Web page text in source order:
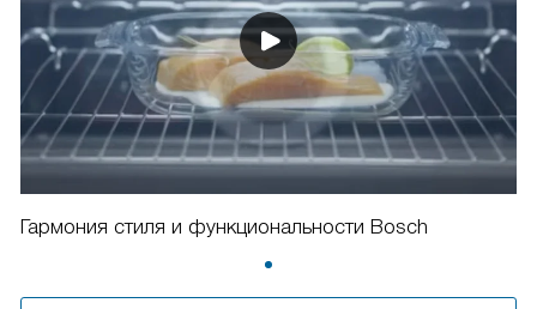
Гармония стиля и функциональности Bosch